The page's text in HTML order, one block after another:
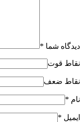
دیدگاه شما *
نقاط قوت
نقاط ضعف
نام *
ایمیل *